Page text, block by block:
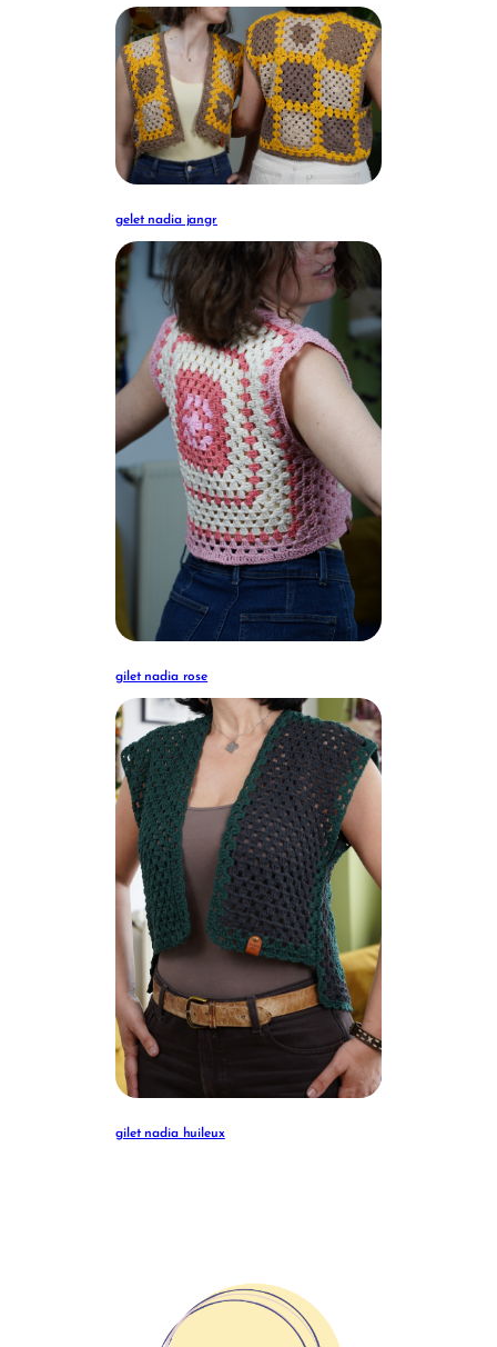
gelet nadia jangr
gilet nadia rose
gilet nadia huileux